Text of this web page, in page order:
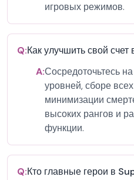
игровых режимов.
Q:Как улучшить свой
A:Сосредоточьтесь
уровней, сборе
минимизации
высоких рангов и
функции.
Q:Кто главные герои в